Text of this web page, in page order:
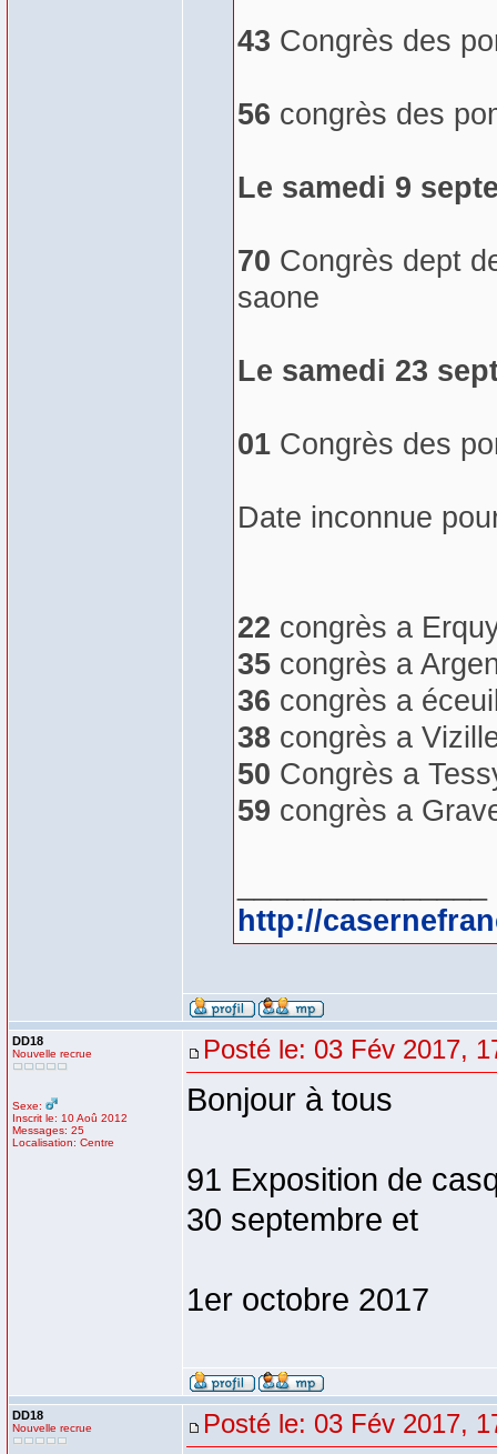
43 Congrès des
56 congrès des
Le samedi 9
70 Congrès dept
saone
Le samedi 23
01Congrès des
Date inconnue
22 congrès a
35congrès a
36 congrès a
38congrès a
50 Congrès a
59 congrès a
http://
DD18
Nouvelle recrue
Sexe:
Inscrit le: 10 Aoû 2012
Messages: 25
Localisation: Centre
Posté le: 03 Fév 2017,
Bonjour à tous
91 Exposition de
30 septembre et
1er octobre 2017
DD18
Nouvelle recrue Posté le: 03 Fév 2017,